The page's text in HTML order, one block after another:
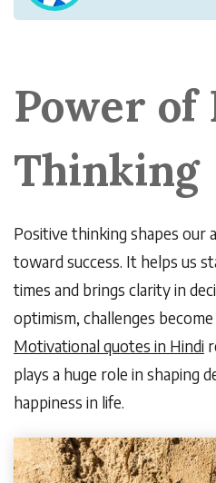
Power of
Thinking
Positive thinking shapes our
toward success. It helps us
times and brings clarity in
optimism, challenges
Motivational quotes in Hindi
plays a huge role in shaping
happiness in life.